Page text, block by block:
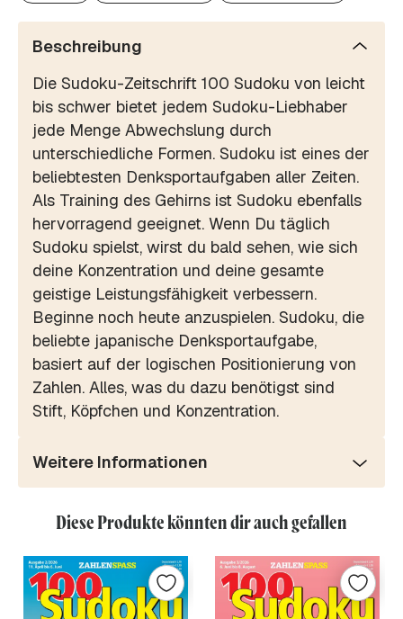
Beschreibung
Die Sudoku-Zeitschrift 100 Sudoku von leicht
bis schwer bietet jedem Sudoku-Liebhaber
jede Menge Abwechslung durch
unterschiedliche Formen. Sudoku ist eines der
beliebtesten Denksportaufgaben aller Zeiten.
Als Training des Gehirns ist Sudoku ebenfalls
hervorragend geeignet. Wenn Du täglich
Sudoku spielst, wirst du bald sehen, wie sich
deine Konzentration und deine gesamte
geistige Leistungsfähigkeit verbessern.
Beginne noch heute anzuspielen. Sudoku, die
beliebte japanische Denksportaufgabe,
basiert auf der logischen Positionierung von
Zahlen. Alles, was du dazu benötigst sind
Stift, Köpfchen und Konzentration.
Weitere Informationen
Diese Produkte könnten dir auch gefallen